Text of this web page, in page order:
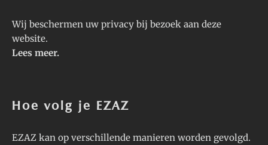
Wij beschermen uw privacy bij bezoek aan deze
website.
Lees meer.
Hoe volg je EZAZ
EZAZ kan op verschillende manieren worden gevolgd.